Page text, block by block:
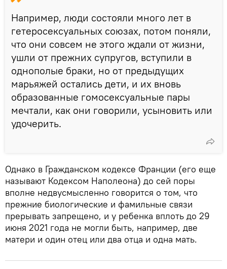
Например, люди состояли много лет в
гетеросексуальных союзах, потом поняли,
что они совсем не этого ждали от жизни,
ушли от прежних супругов, вступили в
однополые браки, но от предыдущих
марьяжей остались дети, и их вновь
образованные гомосексуальные пары
мечтали, как они говорили, усыновить или
удочерить.
Однако в Гражданском кодексе Франции (его еще
называют Кодексом Наполеона) до сей поры
вполне недвусмысленно говорится о том, что
прежние биологические и фамильные связи
прерывать запрещено, и у ребенка вплоть до 29
июня 2021 года не могли быть, например, две
матери и один отец или два отца и одна мать.